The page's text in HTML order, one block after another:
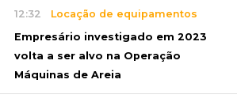
12:32 Locação de equipamentos
Empresário investigado em 2023
volta a ser alvo na Operação
Máquinas de Areia